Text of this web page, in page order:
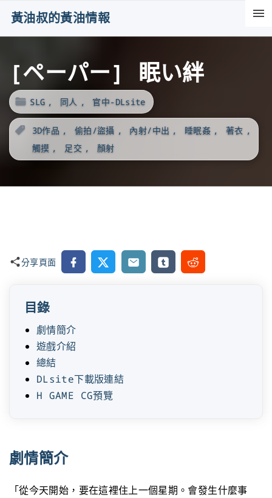
黃油叔的黃油情報
[ペーパー] 眠い絆
SLG 同人 官中-DLsite
3D作品 偷拍/盜攝 內射/中出 睡眠姦
著衣
觸摸
足交 顏射
分享頁面 Facebook
X Email TumblrReddit
目錄
劇情簡介
遊戲介紹
總結
DLsite下載版連結
H GAME CG預覽
劇情簡介
「從今天開始，要在這裡住上一個星期。會發生什麼事